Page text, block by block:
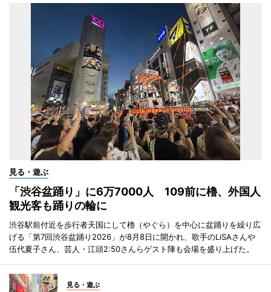
見る・遊ぶ
「渋谷盆踊り」に6万7000人 109前に櫓、外国人
観光客も踊りの輪に
渋谷駅前付近を歩行者天国にして櫓（やぐら）を中心に盆踊りを繰り広
げる「第7回渋谷盆踊り2026」が8月8日に開かれ、歌手のLiSAさんや
伍代夏子さん、芸人・江頭2:50さんらゲスト陣も会場を盛り上げた。
見る・遊ぶ